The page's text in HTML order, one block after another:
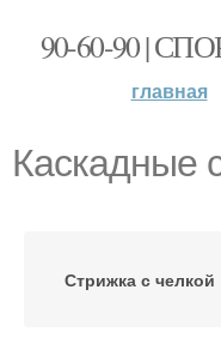
90-60-90 |
главная
Каскадные
Стрижка с челкой